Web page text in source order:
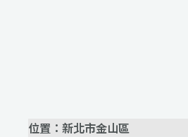
位置：新北市金山區